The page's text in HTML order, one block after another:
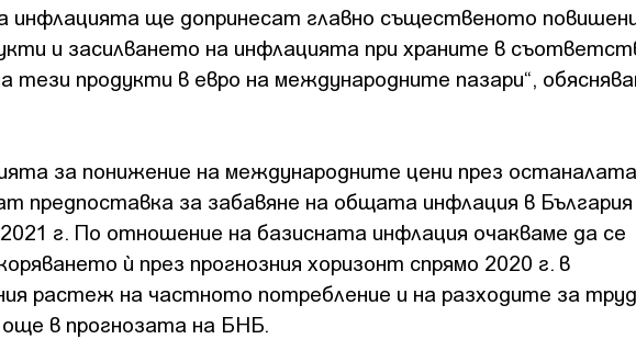
инфлацията ще допринесат главно същественото
и засилването на инфлацията при храните в
тези продукти в евро на международните пазари“,
за понижение на международните цени през
предпоставка за забавяне на общата инфлация в България
г. По отношение на базисната инфлация очакваме да се
ѝ през прогнозния хоризонт спрямо 2020 г. в
растеж на частното потребление и на разходите за
още в прогнозата на БНБ.